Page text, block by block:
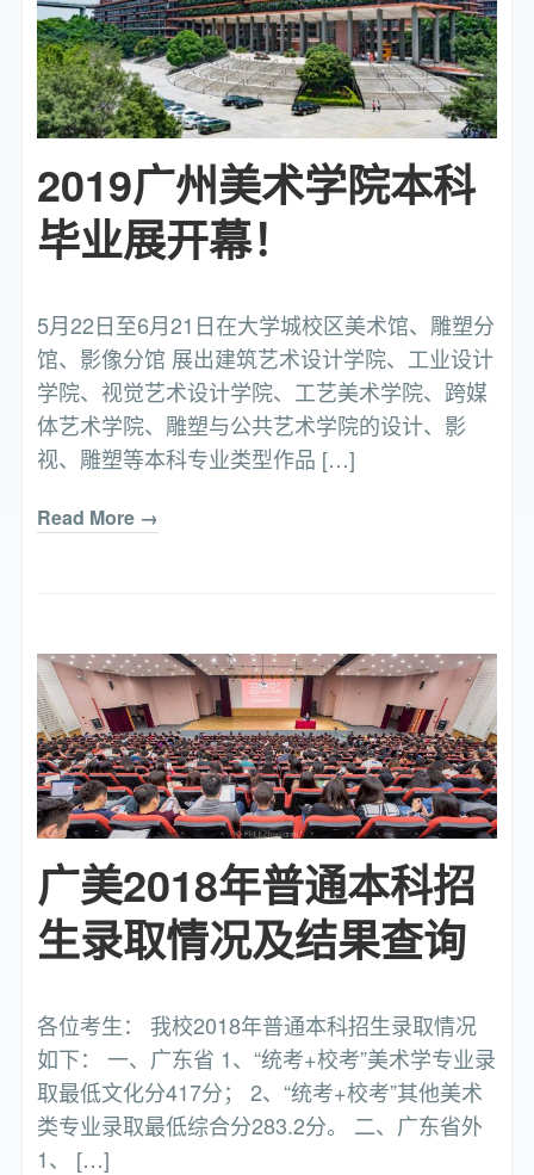
2019广州美术学院本科
毕业展开幕！
5月22日至6月21日在大学城校区美术馆、雕塑分
馆、影像分馆 展出建筑艺术设计学院、工业设计
学院、视觉艺术设计学院、工艺美术学院、跨媒
体艺术学院、雕塑与公共艺术学院的设计、影
视、雕塑等本科专业类型作品 […]
Read More →
广美2018年普通本科招
生录取情况及结果查询
各位考生： 我校2018年普通本科招生录取情况
如下： 一、广东省 1、“统考+校考”美术学专业录
取最低文化分417分； 2、“统考+校考”其他美术
类专业录取最低综合分283.2分。 二、广东省外
1、 […]